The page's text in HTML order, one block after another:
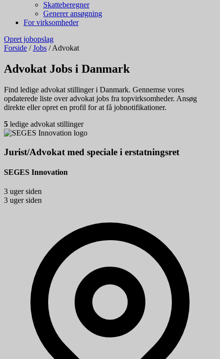
Skatteberegner
Generer ansøgning
For virksomheder
Opret jobopslag
Forside / Jobs / Advokat
Advokat Jobs i Danmark
Find ledige advokat stillinger i Danmark. Gennemse vores
opdaterede liste over advokat jobs fra topvirksomheder. Ansøg
direkte eller opret en profil for at få jobnotifikationer.
5 ledige advokat stillinger
Jurist/Advokat med speciale i erstatningsret
SEGES Innovation
3 uger siden
3 uger siden